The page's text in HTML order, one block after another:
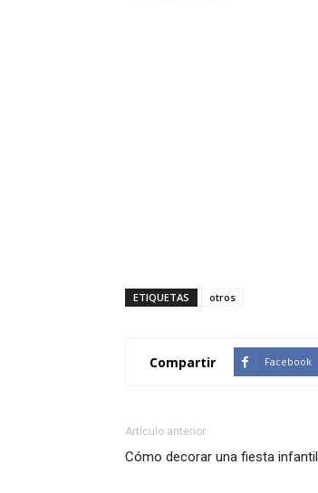
ETIQUETAS otros
Compartir Facebook
Artículo anterior
Cómo decorar una fiesta infantil